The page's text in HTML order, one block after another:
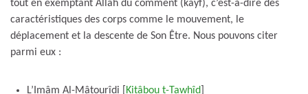
tout en exemptant Allâh du comment (kayf), c’est-à-dire des
caractéristiques des corps comme le mouvement, le
déplacement et la descente de Son Être. Nous pouvons citer
parmi eux :
L’Imâm Al-Mâtourîdi [ Kitâbou t-Tawhîd